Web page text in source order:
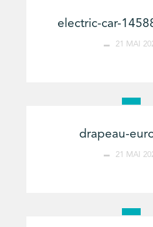
electric-car-
21 MAI
drapeau-
21 MAI